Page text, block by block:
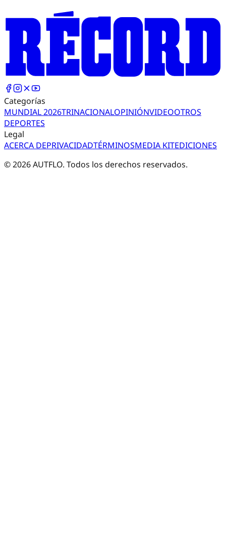
Categorías
MUNDIAL 2026TRINACIONALOPINIÓNVIDEOOTROS
DEPORTES
Legal
ACERCA DEPRIVACIDADTÉRMINOSMEDIA KITEDICIONES
©2026AUTFLO. Todos los derechos reservados.